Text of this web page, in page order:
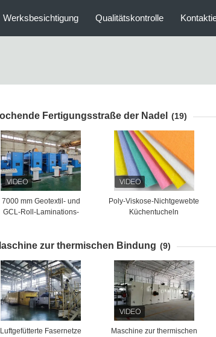
Werksbesichtigung Qualitätskontrolle
Fertigungsstraße der Nadel (19)
7000 mm Geotextil- und
GCL-Roll-Laminations-
Poly-Viskose-Nichtgewebte
Küchentucheln
zur thermischen Bindung (9)
Luftgefütterte Fasernetze
Maschine zur thermischen